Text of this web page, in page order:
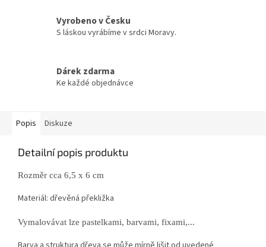
Vyrobeno v Česku
S láskou vyrábíme v srdci Moravy.
Dárek zdarma
Ke každé objednávce
Popis Diskuze
Detailní popis produktu
Rozměr cca 6,5 x 6 cm
Materiál: dřevěná překližka
Vymalovávat lze pastelkami, barvami, fixami,...